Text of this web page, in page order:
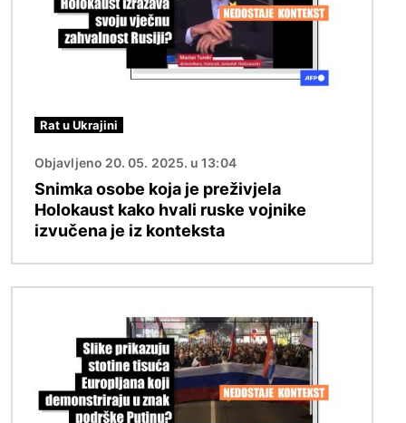
Rat u Ukrajini
Objavljeno 20. 05. 2025. u 13:04
Snimka osobe koja je preživjela
Holokaust kako hvali ruske vojnike
izvučena je iz konteksta